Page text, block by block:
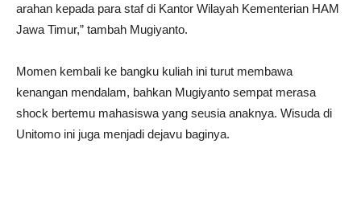
arahan kepada para staf di Kantor Wilayah Kementerian HAM
Jawa Timur,” tambah Mugiyanto.
Momen kembali ke bangku kuliah ini turut membawa
kenangan mendalam, bahkan Mugiyanto sempat merasa
shock bertemu mahasiswa yang seusia anaknya. Wisuda di
Unitomo ini juga menjadi dejavu baginya.